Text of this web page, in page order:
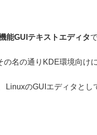
能GUIテキストエディタ
の名の通りKDE環境向け
のGUIエディタとし